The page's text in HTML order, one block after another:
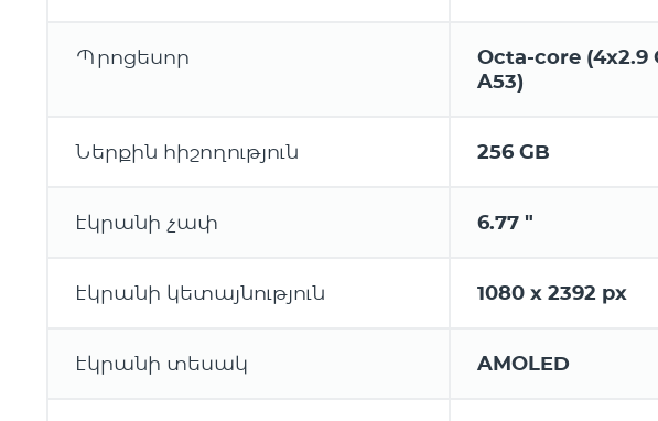
Պրոցեսոր
Octa-core (4x2.9
A53)
Ներքին հիշողություն 256 GB
Էկրանի չափ 6.77 "
Էկրանի կետայնություն 1080 x 2392 px
Էկրանի տեսակ AMOLED